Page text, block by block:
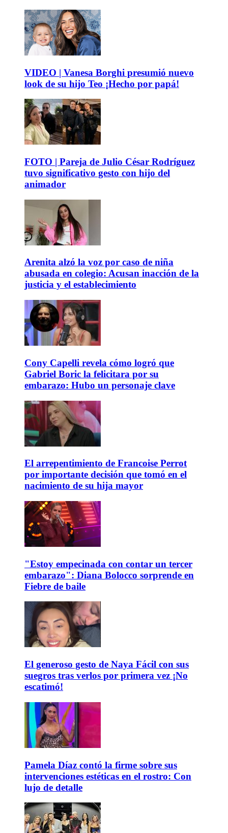
VIDEO | Vanesa Borghi presumió nuevo
look de su hijo Teo ¡Hecho por papá!
FOTO | Pareja de Julio César Rodríguez
tuvo significativo gesto con hijo del
animador
Arenita alzó la voz por caso de niña
abusada en colegio: Acusan inacción de la
justicia y el establecimiento
Cony Capelli revela cómo logró que
Gabriel Boric la felicitara por su
embarazo: Hubo un personaje clave
El arrepentimiento de Francoise Perrot
por importante decisión que tomó en el
nacimiento de su hija mayor
"Estoy empecinada con contar un tercer
embarazo": Diana Bolocco sorprende en
Fiebre de baile
El generoso gesto de Naya Fácil con sus
suegros tras verlos por primera vez ¡No
escatimó!
Pamela Díaz contó la firme sobre sus
intervenciones estéticas en el rostro: Con
lujo de detalle